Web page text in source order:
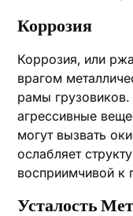
Коррозия
Коррозия‚ или
врагом
рамы грузовиков.
агрессивные
могут вызвать
ослабляет
восприимчивой к
Усталость